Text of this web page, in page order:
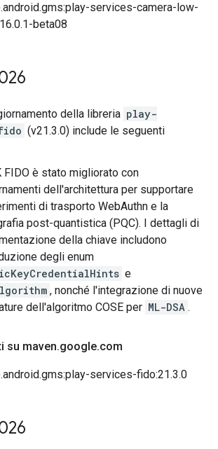
services-camera-low-
beta08
della libreria play-
(v21.3.0) include le seguenti
FIDO è stato migliorato con
dell'architettura per supportare
di trasporto WebAuthn e la
post-quantistica (PQC). I dettagli di
della chiave includono
degli enum
e
, nonché l'integrazione di nuove
dell'algoritmo COSE per ML-DSA .
su maven.google.com
services-fido:21.3.0